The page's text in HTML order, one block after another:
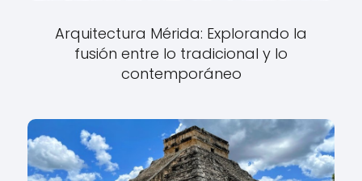
Arquitectura Mérida: Explorando la
fusión entre lo tradicional y lo
contemporáneo